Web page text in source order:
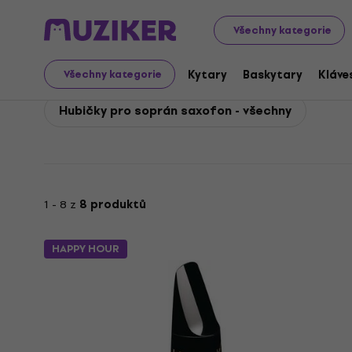
Všechny kategorie
Všechny kategorie Kytary Baskytary
Vandoren Dechy Příslušenství k dechovým nástrojům
Vandoren Hubičky pro
Hubičky pro soprán saxofon - všechny
1 - 8 z 8 produktů
HAPPY HOUR